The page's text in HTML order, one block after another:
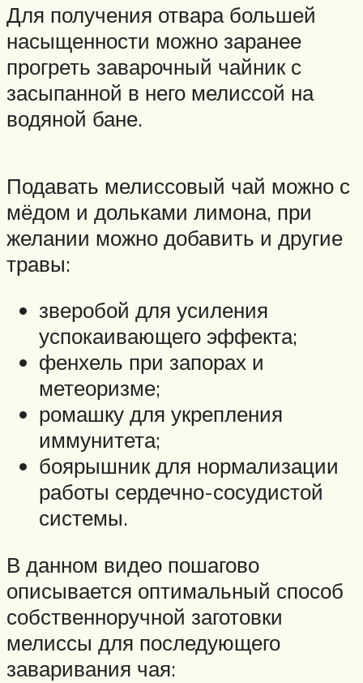
Для получения отвара большей
насыщенности можно заранее
прогреть заварочный чайник с
засыпанной в него мелиссой на
водяной бане.
Подавать мелиссовый чай можно с
мёдом и дольками лимона, при
желании можно добавить и другие
травы:
зверобой для усиления
успокаивающего эффекта;
фенхель при запорах и
метеоризме;
ромашку для укрепления
иммунитета;
боярышник для нормализации
работы сердечно-сосудистой
системы.
В данном видео пошагово
описывается оптимальный способ
собственноручной заготовки
мелиссы для последующего
заваривания чая: